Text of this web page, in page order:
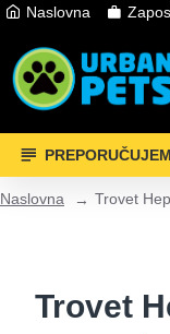
Naslovna
Naslovna Trovet
Trovet